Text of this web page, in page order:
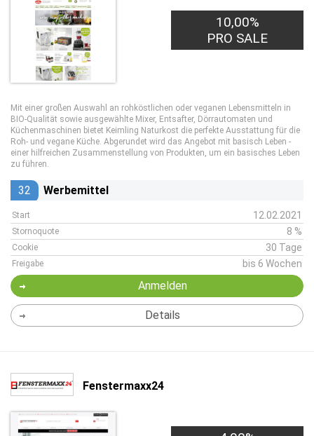
10,00%
PRO SALE
Mit einer großen Auswahl an rohköstlichen oder veganen Lebensmitteln in
BIO-Qualität sowie ausgewählte Mixer, Entsafter, Dörrautomaten und
Küchenmaschinen bietet Keimling Naturkost die perfekte Ausstattung für die
Roh- und vegane Küche. Abgerundet wird das Angebot mit basisch Leben -
einer hilfreichen Zusammenstellung von Produkten, um ein basisches Leben
zu führen.
32 Werbemittel
Start 12.02.2021
Stornoquote 8 %
Cookie 30 Tage
Freigabe bis 6 Wochen
Anmelden
Details
Fenstermaxx24